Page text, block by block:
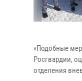
«Подобные
Росгвардии,
отделения